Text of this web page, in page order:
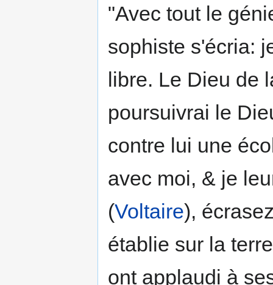
"Avec tout le
sophiste s'écria:
libre. Le Dieu de
poursuivrai le
contre lui une
avec moi, & je
(Voltaire),
établie sur la
ont applaudi à